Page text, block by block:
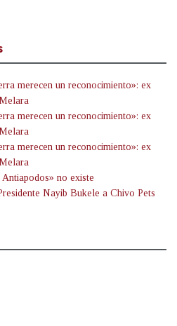
merecen un reconocimiento»: ex
merecen un reconocimiento»: ex
merecen un reconocimiento»: ex
no existe
Nayib Bukele a Chivo Pets